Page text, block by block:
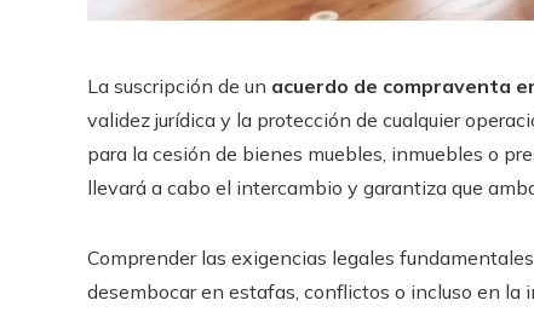
La suscripción de un acuerdo de compraventa
validez jurídica y la protección de cualquier
para la cesión de bienes muebles, inmuebles o
llevará a cabo el intercambio y garantiza que
Comprender las exigencias legales
desembocar en estafas, conflictos o incluso en la